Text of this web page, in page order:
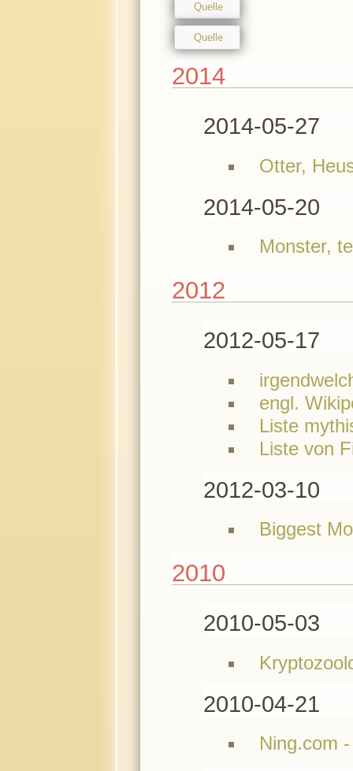
Quelle
Quelle
2014
2014-05-27
Otter,
2014-05-20
Monster,
2012
2012-05-17
engl.
Liste
Liste von
2012-03-10
Biggest
2010
2010-05-03
2010-04-21
Ning.com